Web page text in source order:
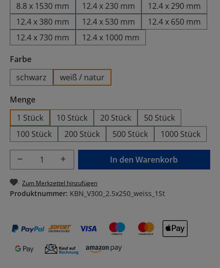
8.8 x 1530 mm
12.4 x 230 mm
12.4 x 290 mm
12.4 x 380 mm
12.4 x 530 mm
12.4 x 650 mm
12.4 x 730 mm
12.4 x 1000 mm
Farbeauswählen
schwarz
weiß / natur
Mengeauswählen
1 Stück
10 Stück 20 Stück
50 Stück
100 Stück
200 Stück 500 Stück 1000 Stück
Produkt Anzahl: Gib den gewünschten
In den Warenkorb
Zum Merkzettel hinzufügen
Produktnummer: KBN_V300_2.5x250_weiss_1St